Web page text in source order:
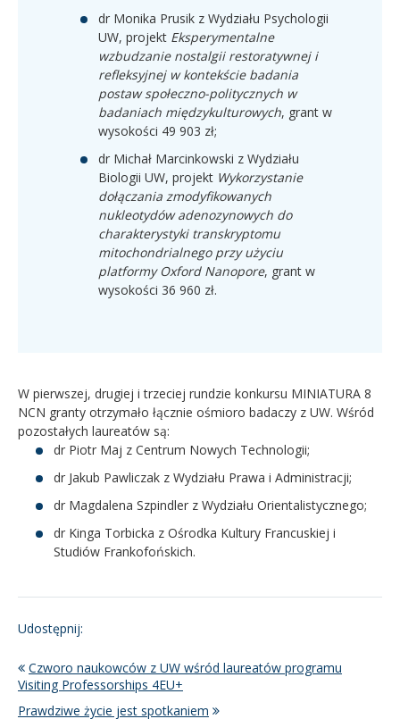
dr Monika Prusik z Wydziału Psychologii
UW, projekt Eksperymentalne
wzbudzanie nostalgii restoratywnej i
refleksyjnej w kontekście badania
postaw społeczno-politycznych w
badaniach międzykulturowych, grant w
wysokości 49 903 zł;
dr Michał Marcinkowski z Wydziału
Biologii UW, projekt Wykorzystanie
dołączania zmodyfikowanych
nukleotydów adenozynowych do
charakterystyki transkryptomu
mitochondrialnego przy użyciu
platformy Oxford Nanopore, grant w
wysokości 36 960 zł.
W pierwszej, drugiej i trzeciej rundzie konkursu MINIATURA 8
NCN granty otrzymało łącznie ośmioro badaczy z UW. Wśród
pozostałych laureatów są:
dr Piotr Maj z Centrum Nowych Technologii;
dr Jakub Pawliczak z Wydziału Prawa i Administracji;
dr Magdalena Szpindler z Wydziału Orientalistycznego;
dr Kinga Torbicka z Ośrodka Kultury Francuskiej i
Studiów Frankofońskich.
Udostępnij:
Czworo naukowców z UW wśród laureatów programu
Visiting Professorships 4EU+
Prawdziwe życie jest spotkaniem